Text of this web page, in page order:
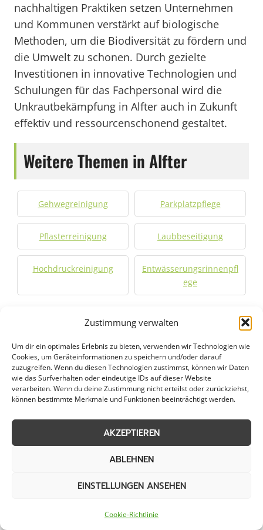
Zustimmung verwalten
Um dir ein optimales Erlebnis zu bieten, verwenden wir Technologien wie
Cookies, um Geräteinformationen zu speichern und/oder darauf
zuzugreifen. Wenn du diesen Technologien zustimmst, können wir Daten
wie das Surfverhalten oder eindeutige IDs auf dieser Website
verarbeiten. Wenn du deine Zustimmung nicht erteilst oder zurückziehst,
können bestimmte Merkmale und Funktionen beeinträchtigt werden.
AKZEPTIEREN
ABLEHNEN
EINSTELLUNGEN ANSEHEN
Cookie-Richtlinie
nachhaltigen Praktiken setzen Unternehmen
und Kommunen verstärkt auf biologische
Methoden, um die Biodiversität zu fördern und
die Umwelt zu schonen. Durch gezielte
Investitionen in innovative Technologien und
Schulungen für das Fachpersonal wird die
Unkrautbekämpfung in Alfter auch in Zukunft
effektiv und ressourcenschonend gestaltet.
Weitere Themen in Alfter
Gehwegreinigung Parkplatzpflege
Pflasterreinigung Laubbeseitigung
Hochdruckreinigung
Entwässerungsrinnenpfl
ege
Weitere Kategorien in Alfter
Grünpflege in Alfter Gartenbau in Alfter
Winterdienst in Alfter
Städte im Umkreis von 50 km